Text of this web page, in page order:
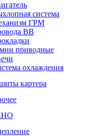
система
ГРМ
ВВ
приводные
охлаждения
картера